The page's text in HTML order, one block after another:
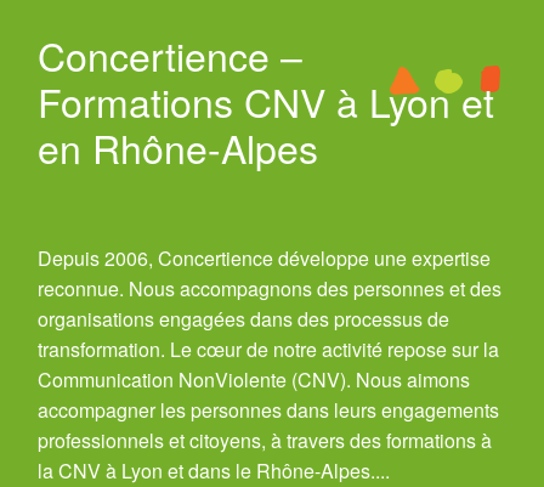
Concertience –
Formations CNV à Lyon et
en Rhône-Alpes
Depuis 2006, Concertience développe une expertise
reconnue. Nous accompagnons des personnes et des
organisations engagées dans des processus de
transformation. Le cœur de notre activité repose sur la
Communication NonViolente (CNV). Nous aimons
accompagner les personnes dans leurs engagements
professionnels et citoyens, à travers des formations à
la CNV à Lyon et dans le Rhône-Alpes.